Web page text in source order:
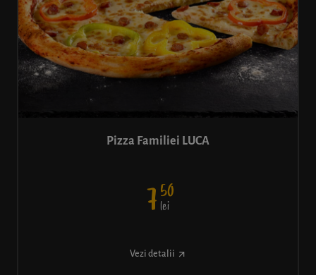
Pizza Familiei LUCA
750
lei
Vezi detalii